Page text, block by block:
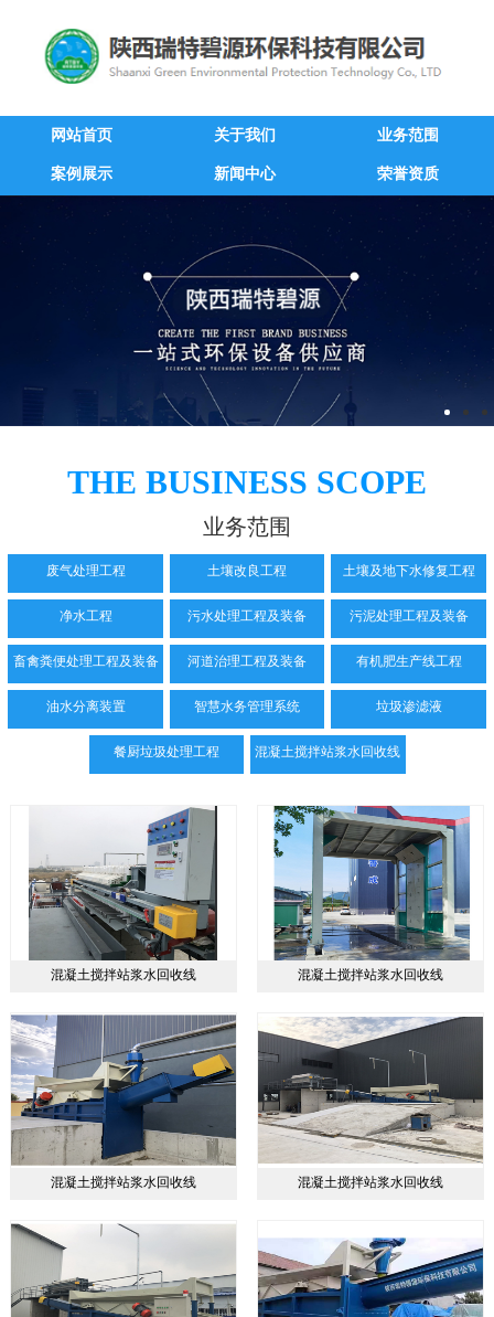
网站首页 关于我们 业务范围
案例展示 新闻中心 荣誉资质
THE BUSINESS SCOPE
业务范围
废气处理工程 土壤改良工程 土壤及地下水修复工程
净水工程 污水处理工程及装备 污泥处理工程及装备
畜禽粪便处理工程及装备 河道治理工程及装备 有机肥生产线工程
油水分离装置 智慧水务管理系统 垃圾渗滤液
餐厨垃圾处理工程 混凝土搅拌站浆水回收线
混凝土搅拌站浆水回收线 混凝土搅拌站浆水回收线
混凝土搅拌站浆水回收线 混凝土搅拌站浆水回收线